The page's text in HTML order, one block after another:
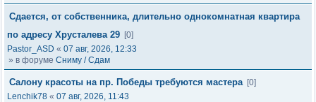
Сдается, от собственника, длительно однокомнатная квартира
по адресу Хрусталева 29 [0]
Pastor_ASD « 07 авг, 2026, 12:33
» в форуме Сниму / Сдам
Салону красоты на пр. Победы требуются мастера [0]
Lenchik78 « 07 авг, 2026, 11:43